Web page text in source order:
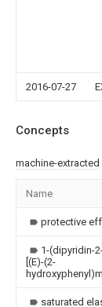
2016-07-27
Concepts
machine-extracted
Name
protective
1-(dipyridin-
[(E)-(2-
saturated